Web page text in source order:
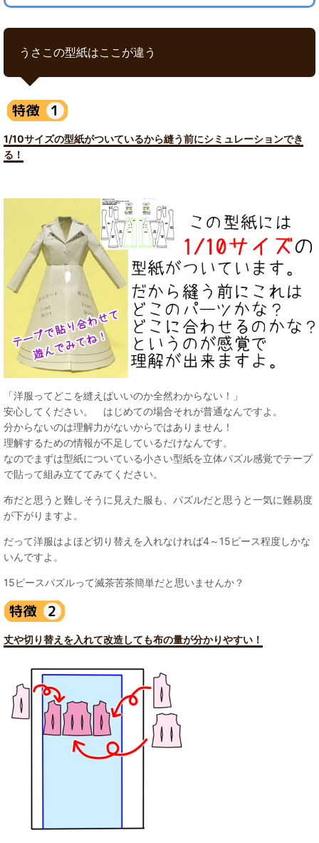
うさこの型紙はここが違う
1/10サイズの型紙がついているから縫う前にシミュレーションでき
る！
「洋服ってどこを縫えばいいのか全然わからない！」
安心してください。 はじめての場合それが普通なんですよ。
分からないのは理解力がないからではありません！
理解するための情報が不足しているだけなんです。
なのでまずは型紙についている小さい型紙を立体パズル感覚でテープ
で貼って組み立ててみてください。
布だと思うと難しそうに見えた服も、パズルだと思うと一気に難易度
が下がりますよ。
だって洋服はよほど切り替えを入れなければ4～15ピース程度しかな
いんですよ。
15ピースパズルって滅茶苦茶簡単だと思いませんか？
丈や切り替えを入れて改造しても布の量が分かりやすい！